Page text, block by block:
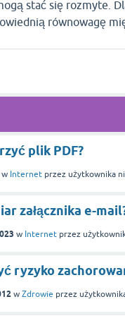
stać się rozmyte.
równowagę
plik PDF?
w Internet przez użytkownika
załącznika e-
w Internet przez
ryzyko
w Zdrowie przez